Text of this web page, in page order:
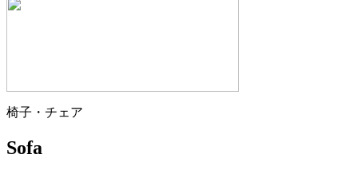
椅子・チェア
Sofa